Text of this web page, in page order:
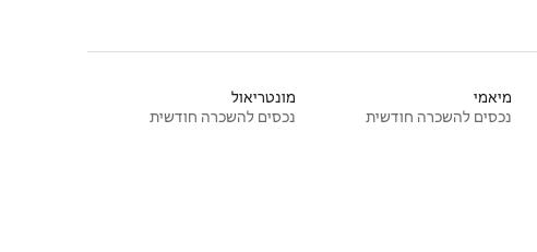
מיאמי
נכסים להשכרה חודשית
מונטריאול
נכסים להשכרה חודשית